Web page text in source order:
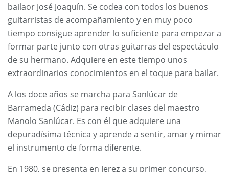
bailaor José Joaquín. Se codea con todos los buenos
guitarristas de acompañamiento y en muy poco
tiempo consigue aprender lo suficiente para empezar a
formar parte junto con otras guitarras del espectáculo
de su hermano. Adquiere en este tiempo unos
extraordinarios conocimientos en el toque para bailar.
A los doce años se marcha para Sanlúcar de
Barrameda (Cádiz) para recibir clases del maestro
Manolo Sanlúcar. Es con él que adquiere una
depuradísima técnica y aprende a sentir, amar y mimar
el instrumento de forma diferente.
En 1980, se presenta en Jerez a su primer concurso,